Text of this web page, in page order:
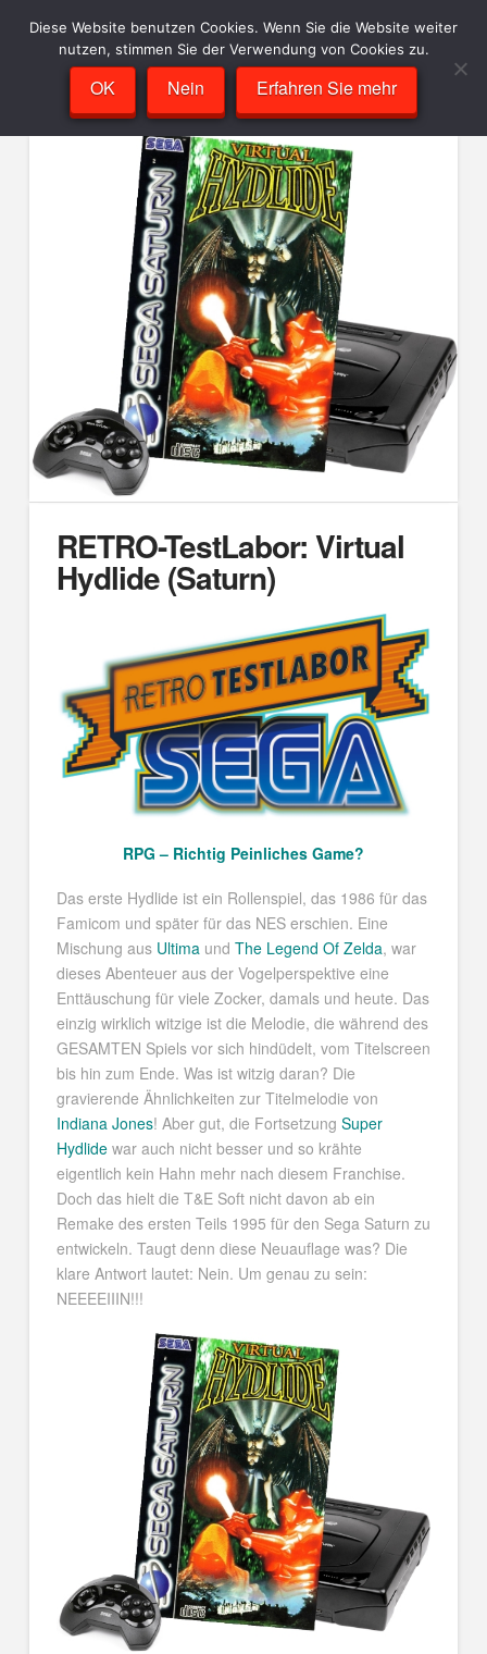
RETRO-TestLabor: Virtual
Hydlide (Saturn)
RPG – Richtig Peinliches Game?
Das erste Hydlide ist ein Rollenspiel, das 1986 für das
Famicom und später für das NES erschien. Eine
Mischung aus Ultimaund The Legend Of Zelda, war
dieses Abenteuer aus der Vogelperspektive eine
Enttäuschung für viele Zocker, damals und heute. Das
einzig wirklich witzige ist die Melodie, die während des
GESAMTEN Spiels vor sich hindüdelt, vom Titelscreen
bis hin zum Ende. Was ist witzig daran? Die
gravierende Ähnlichkeiten zur Titelmelodie von
Indiana Jones! Aber gut, die Fortsetzung Super
Hydlidewar auch nicht besser und so krähte
eigentlich kein Hahn mehr nach diesem Franchise.
Doch das hielt die T&E Soft nicht davon ab ein
Remake des ersten Teils 1995 für den Sega Saturn zu
entwickeln. Taugt denn diese Neuauflage was? Die
klare Antwort lautet: Nein. Um genau zu sein:
NEEEEIIIN!!!
Diese Website benutzen Cookies. Wenn Sie die Website weiter
nutzen, stimmen Sie der Verwendung von Cookies zu.
OK Nein Erfahren Sie mehr